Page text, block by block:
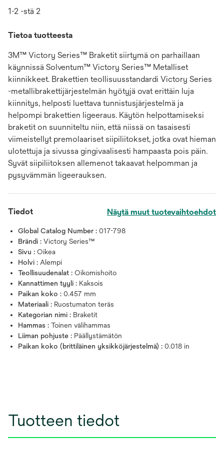
1-2 -stä 2
Tietoa tuotteesta
3M™ Victory Series™ Braketit siirtymä on parhaillaan
käynnissä Solventum™ Victory Series™ Metalliset
kiinnikkeet. Brakettien teollisuusstandardi Victory Series
-metallibrakettijärjestelmän hyötyjä ovat erittäin luja
kiinnitys, helposti luettava tunnistusjärjestelmä ja
helpompi brakettien ligeeraus. Käytön helpottamiseksi
braketit on suunniteltu niin, että niissä on tasaisesti
viimeistellyt premolaariset siipiliitokset, jotka ovat hieman
ulotettuja ja sivussa gingivaalisesti hampaasta pois päin.
Syvät siipiliitoksen allemenot takaavat helpomman ja
pysyvämmän ligeerauksen.
Tiedot Näytä muut tuotevaihtoehdot
Global Catalog Number : 017-798
Brändi : Victory Series™
Sivu : Oikea
Holvi : Alempi
Teollisuudenalat : Oikomishoito
Kannattimen tyyli : Kaksois
Paikan koko : 0.457 mm
Materiaali : Ruostumaton teräs
Kategorian nimi : Braketit
Hammas : Toinen välihammas
Liiman pohjuste : Päällystämätön
Paikan koko (brittiläinen yksikköjärjestelmä) : 0.018 in
Tuotteen tiedot